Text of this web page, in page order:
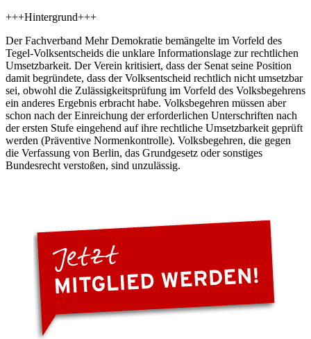
+++Hintergrund+++
Der Fachverband Mehr Demokratie bemängelte im Vorfeld des
Tegel-Volksentscheids die unklare Informationslage zur rechtlichen
Umsetzbarkeit. Der Verein kritisiert, dass der Senat seine Position
damit begründete, dass der Volksentscheid rechtlich nicht umsetzbar
sei, obwohl die Zulässigkeitsprüfung im Vorfeld des Volksbegehrens
ein anderes Ergebnis erbracht habe. Volksbegehren müssen aber
schon nach der Einreichung der erforderlichen Unterschriften nach
der ersten Stufe eingehend auf ihre rechtliche Umsetzbarkeit geprüft
werden (Präventive Normenkontrolle). Volksbegehren, die gegen
die Verfassung von Berlin, das Grundgesetz oder sonstiges
Bundesrecht verstoßen, sind unzulässig.